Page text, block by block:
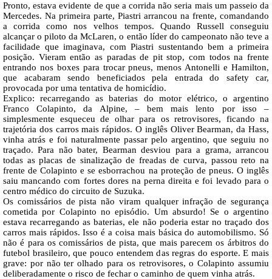
Pronto, estava evidente de que a corrida não seria mais um passeio da
Mercedes. Na primeira parte, Piastri arrancou na frente, comandando
a corrida como nos velhos tempos. Quando Russell conseguiu
alcançar o piloto da McLaren, o então líder do campeonato não teve a
facilidade que imaginava, com Piastri sustentando bem a primeira
posição. Vieram então as paradas de pit stop, com todos na frente
entrando nos boxes para trocar pneus, menos Antonelli e Hamilton,
que acabaram sendo beneficiados pela entrada do safety car,
provocada por uma tentativa de homicídio.
Explico: recarregando as baterias do motor elétrico, o argentino
Franco Colapinto, da Alpine, – bem mais lento por isso –
simplesmente esqueceu de olhar para os retrovisores, ficando na
trajetória dos carros mais rápidos. O inglês Oliver Bearman, da Hass,
vinha atrás e foi naturalmente passar pelo argentino, que seguiu no
traçado. Para não bater, Bearman desviou para a grama, arrancou
todas as placas de sinalização de freadas de curva, passou reto na
frente de Colapinto e se esborrachou na proteção de pneus. O inglês
saiu mancando com fortes dores na perna direita e foi levado para o
centro médico do circuito de Suzuka.
Os comissários de pista não viram qualquer infração de segurança
cometida por Colapinto no episódio. Um absurdo! Se o argentino
estava recarregando as baterias, ele não poderia estar no traçado dos
carros mais rápidos. Isso é a coisa mais básica do automobilismo. Só
não é para os comissários de pista, que mais parecem os árbitros do
futebol brasileiro, que pouco entendem das regras do esporte. E mais
grave: por não ter olhado para os retrovisores, o Colapinto assumiu
deliberadamente o risco de fechar o caminho de quem vinha atrás.